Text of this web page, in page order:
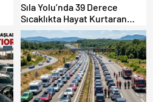
Sıla Yolu’nda 39 Derece
Sıcaklıkta Hayat Kurtaran
Türk Dayanışması!